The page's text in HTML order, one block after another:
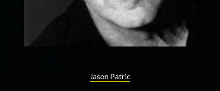
Jason Patric